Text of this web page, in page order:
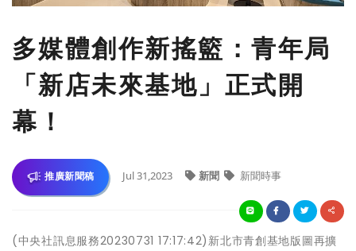
多媒體創作新搖籃：青年局
「新店未來基地」正式開
幕！
推廣新聞稿 Jul 31,2023 新聞 新聞時事
(中央社訊息服務20230731 17:17:42)新北市青創基地版圖再擴